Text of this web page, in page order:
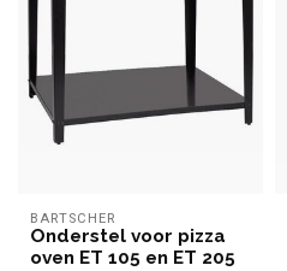
BARTSCHER
Onderstel voor pizza
oven ET 105 en ET 205